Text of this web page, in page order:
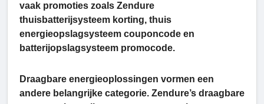
vaak promoties zoals Zendure
thuisbatterijsysteem korting, thuis
energieopslagsysteem couponcode en
batterijopslagsysteem promocode.
Draagbare energieoplossingen vormen een
andere belangrijke categorie. Zendure’s draagbare